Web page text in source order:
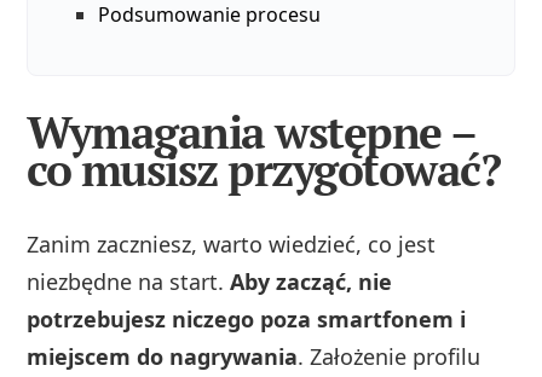
Podsumowanie procesu
Wymagania wstępne –
co musisz przygotować?
Zanim zaczniesz, warto wiedzieć, co jest
niezbędne na start.Aby zacząć, nie
potrzebujesz niczego poza smartfonem i
miejscem do nagrywania. Założenie profilu